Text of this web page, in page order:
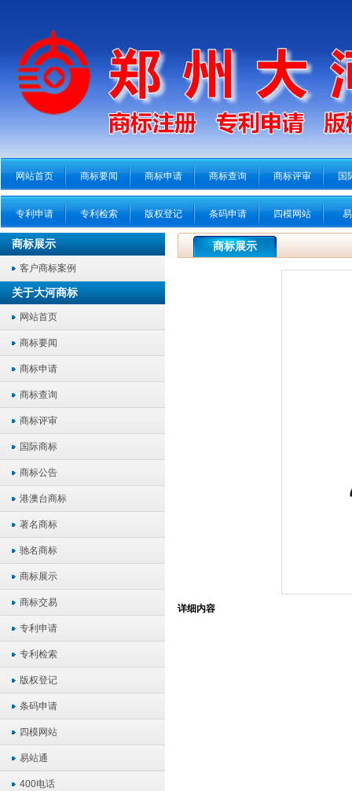
网站首页 商标要闻 商标申请 商标查询 商标评审 国
专利申请 专利检索 版权登记 条码申请 四模网站
商标展示
客户商标案例
关于大河商标
网站首页
商标要闻
商标申请
商标查询
商标评审
国际商标
商标公告
港澳台商标
著名商标
驰名商标
商标展示
商标交易
专利申请
专利检索
版权登记
条码申请
四模网站
易站通
400电话
商标展示
详细内容